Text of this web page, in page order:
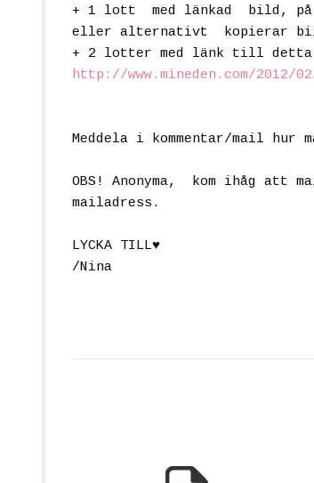
+ 1 lott med länkad bild,
eller alternativt kopierar
+ 2 lotter med länk till detta
http://www.mineden.com/2012/
Meddela i kommentar/mail
OBS! Anonyma, kom ihåg att
mailadress.
LYCKA TILL♥
/Nina